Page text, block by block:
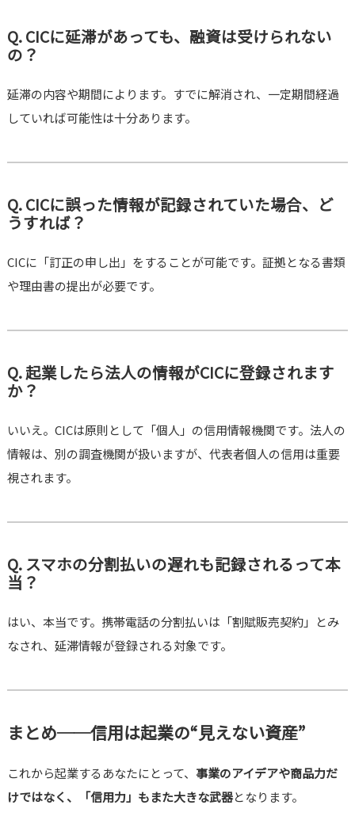
Q. CICに延滞があっても、融資は受けられない
の？
延滞の内容や期間によります。すでに解消され、一定期間経過
していれば可能性は十分あります。
Q. CICに誤った情報が記録されていた場合、ど
うすれば？
CICに「訂正の申し出」をすることが可能です。証拠となる書類
や理由書の提出が必要です。
Q. 起業したら法人の情報がCICに登録されます
か？
いいえ。CICは原則として「個人」の信用情報機関です。法人の
情報は、別の調査機関が扱いますが、代表者個人の信用は重要
視されます。
Q. スマホの分割払いの遅れも記録されるって本
当？
はい、本当です。携帯電話の分割払いは「割賦販売契約」とみ
なされ、延滞情報が登録される対象です。
まとめ──信用は起業の“見えない資産”
これから起業するあなたにとって、 事業のアイデアや商品力だ
けではなく、「信用力」もまた大きな武器となります。